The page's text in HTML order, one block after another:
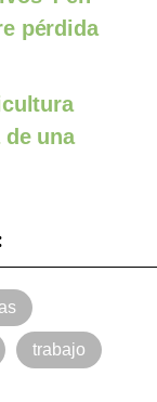
pérdida
una
trabajo